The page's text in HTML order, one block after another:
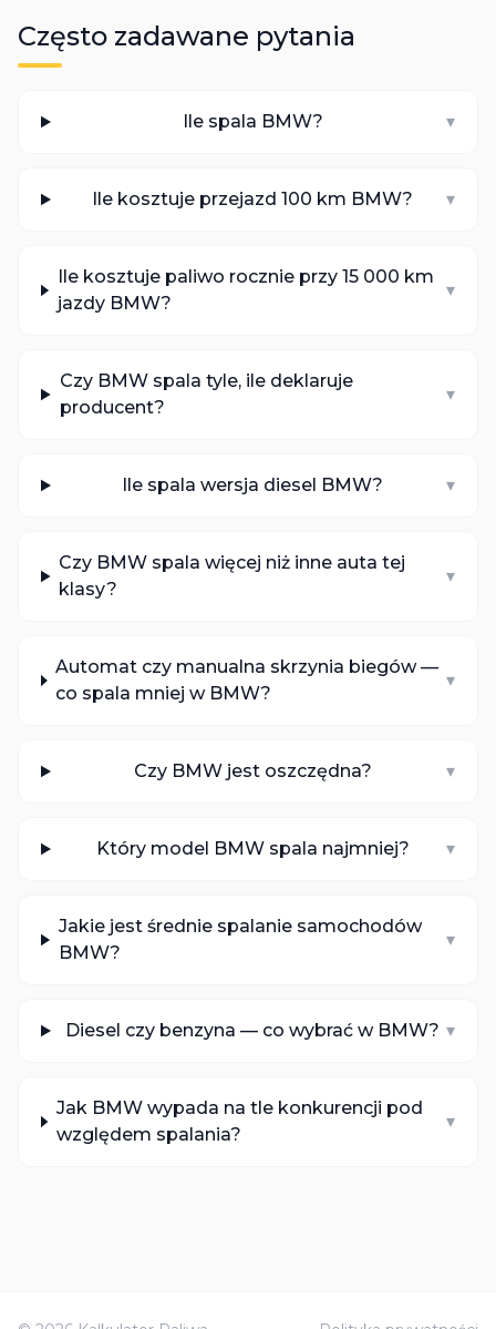
Często zadawane pytania
Ile spala BMW? ▾
Ile kosztuje przejazd 100 km BMW? ▾
Ile kosztuje paliwo rocznie przy 15 000 km
jazdy BMW?
▾
Czy BMW spala tyle, ile deklaruje
producent?
▾
Ile spala wersja diesel BMW? ▾
Czy BMW spala więcej niż inne auta tej
klasy?
▾
Automat czy manualna skrzynia biegów —
co spala mniej w BMW?
▾
Czy BMW jest oszczędna? ▾
Który model BMW spala najmniej? ▾
Jakie jest średnie spalanie samochodów
BMW?
▾
Diesel czy benzyna — co wybrać w BMW? ▾
Jak BMW wypada na tle konkurencji pod
względem spalania?
▾